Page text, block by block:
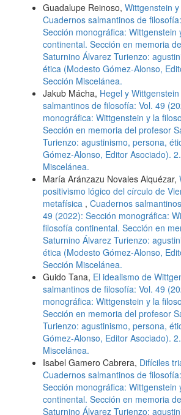
Guadalupe Reinoso, Wittgenstein
Cuadernos salmantinos de
Sección monográfica: Wittgenstein
continental. Sección en memoria
Saturnino Álvarez Turienzo:
ética (Modesto Gómez-Alonso,
Sección Miscelánea.
Jakub Mácha, Hegel y Wittgenstein
salmantinos de filosofía: Vol. 49
monográfica: Wittgenstein y la
Sección en memoria del profesor
Turienzo: agustinismo, persona,
Gómez-Alonso, Editor Asociado).
Miscelánea.
María Aránzazu Novales Alquézar,
positivismo lógico del círculo de
metafísica , Cuadernos
49 (2022): Sección monográfica:
filosofía continental. Sección en
Saturnino Álvarez Turienzo:
ética (Modesto Gómez-Alonso,
Sección Miscelánea.
Guido Tana, El idealismo de
salmantinos de filosofía: Vol. 49
monográfica: Wittgenstein y la
Sección en memoria del profesor
Turienzo: agustinismo, persona,
Gómez-Alonso, Editor Asociado).
Miscelánea.
Isabel Gamero Cabrera, Difíciles
Cuadernos salmantinos de
Sección monográfica: Wittgenstein
continental. Sección en memoria
Saturnino Álvarez Turienzo: